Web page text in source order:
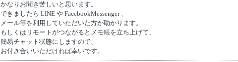
かなりお聞き苦しいと思います。
できましたら LINE や FacebookMessenger 、
メール等を利用していただいた方が助かります。
もしくはリモートがつながるとメモ帳を立ち上げて、
簡易チャット状態にしますので、
お付き合いいただければ幸いです。